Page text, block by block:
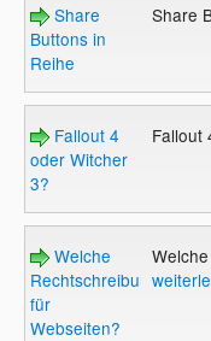
Share
Buttons in
Reihe
Share
Fallout 4
oder Witcher
3?
Fallout
Welche
Rechtschreibung
für
Webseiten?